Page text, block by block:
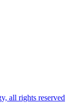
all rights reserved